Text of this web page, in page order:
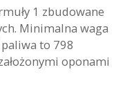
1 zbudowane
Minimalna waga
to 798
oponami